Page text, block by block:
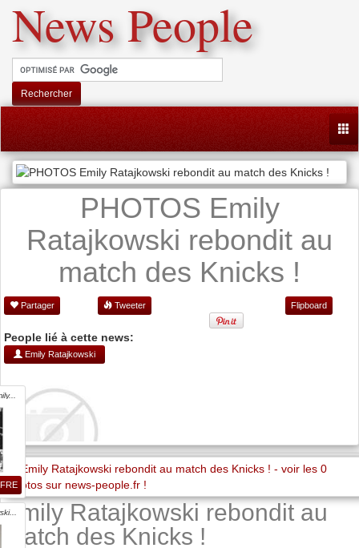
News People
Rechercher
PHOTOS Emily
Ratajkowski rebondit au
match des Knicks !
Partager Tweeter Flipboard
People lié à cette news:
Emily Ratajkowski
Emily Ratajkowski rebondit au
match des Knicks !